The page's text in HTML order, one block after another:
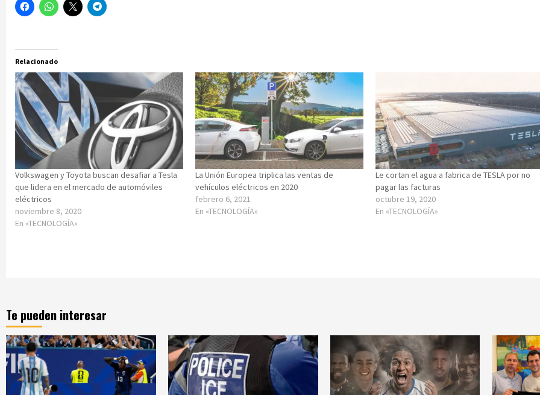
Relacionado
Volkswagen y Toyota buscan desafiar a Tesla
que lidera en el mercado de automóviles
eléctricos
noviembre 8, 2020
En «TECNOLOGÍA»
La Unión Europea triplica las ventas de
vehículos eléctricos en 2020
febrero 6, 2021
En «TECNOLOGÍA»
Le cortan el agua a fabrica de TESLA por no
pagar las facturas
octubre 19, 2020
En «TECNOLOGÍA»
Te pueden interesar